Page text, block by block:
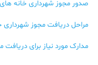
صدور مجوز شهرداری خانه‌
مراحل دریافت مجوز
مدارک مورد نیاز برای